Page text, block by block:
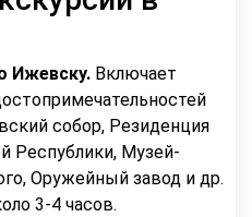
Ижевску. Включает
собор, Резиденция
Республики, Музей-
Оружейный завод и др.
3-4 часов.